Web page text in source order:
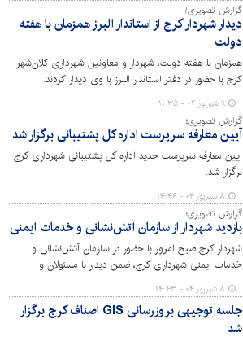
گزارش تصویری/
دیدار شهردار کرج از استاندار البرز همزمان با هفته
دولت
همزمان با هفته دولت، شهردار و معاونین شهرداری کلان‌شهر
کرج با حضور در دفتر استاندار البرز با وی دیدار کردند.
۹ شهریور ۰۴ - ۱۱:۳۵
گزارش تصویری؛
آیین معارفه سرپرست اداره کل پشتیبانی برگزار شد
آیین معارفه سرپرست جدید اداره کل پشتیبانی شهرداری کرج
برگزار شد.
۸ شهریور ۰۴ - ۱۴:۴۶
گزارش تصویری؛
بازدید شهردار از سازمان آتش‌نشانی و خدمات ایمنی
شهردار کرج صبح امروز با حضور در سازمان آتش‌نشانی و
خدمات ایمنی شهرداری کرج، ضمن دیدار با مسئولان و
کارکنان، از روند اجرای امور در این مجموعه بازدید کرد.
۸ شهریور ۰۴ - ۱۴:۴۳
جلسه توجیهی بروزرسانی GIS اصناف کرج برگزار
شد